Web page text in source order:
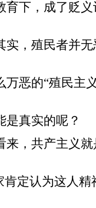
育下，成了贬
实，殖民者并
万恶的“殖民主
是真实的呢？
来，共产主义
肯定认为这人